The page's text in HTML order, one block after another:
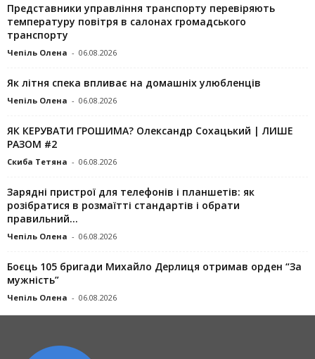
Представники управління транспорту перевіряють
температуру повітря в салонах громадського
транспорту
Чепіль Олена - 06.08.2026
Як літня спека впливає на домашніх улюбленців
Чепіль Олена - 06.08.2026
ЯК КЕРУВАТИ ГРОШИМА? Олександр Сохацький | ЛИШЕ
РАЗОМ #2
Скиба Тетяна - 06.08.2026
Зарядні пристрої для телефонів і планшетів: як
розібратися в розмаїтті стандартів і обрати
правильний...
Чепіль Олена - 06.08.2026
Боєць 105 бригади Михайло Дерлиця отримав орден “За
мужність”
Чепіль Олена - 06.08.2026